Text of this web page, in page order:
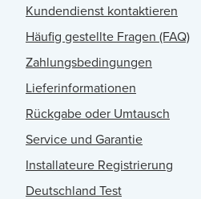
Kundendienst kontaktieren
Häufig gestellte Fragen (FAQ)
Zahlungsbedingungen
Lieferinformationen
Rückgabe oder Umtausch
Service und Garantie
Installateure Registrierung
Deutschland Test